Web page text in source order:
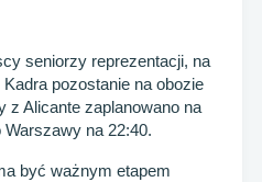
seniorzy reprezentacji, na
Kadra pozostanie na obozie
z Alicante zaplanowano na
na 22:40.
być ważnym etapem